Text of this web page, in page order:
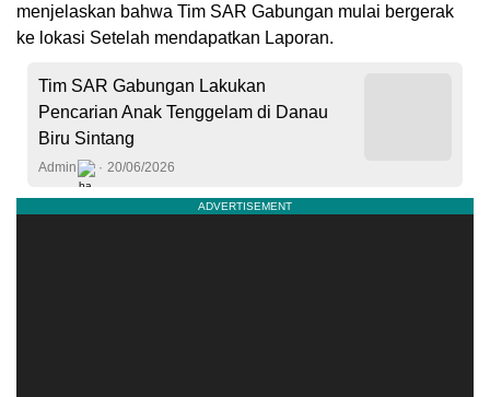
menjelaskan bahwa Tim SAR Gabungan mulai bergerak
ke lokasi Setelah mendapatkan Laporan.
Tim SAR Gabungan Lakukan
Pencarian Anak Tenggelam di Danau
Biru Sintang
Admin 20/06/2026